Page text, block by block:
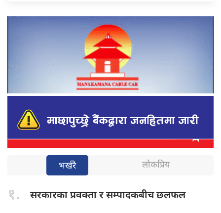
भर्खरै लोकप्रिय
१. सरकारका प्रवक्तार सम्पादकबीच छलफल